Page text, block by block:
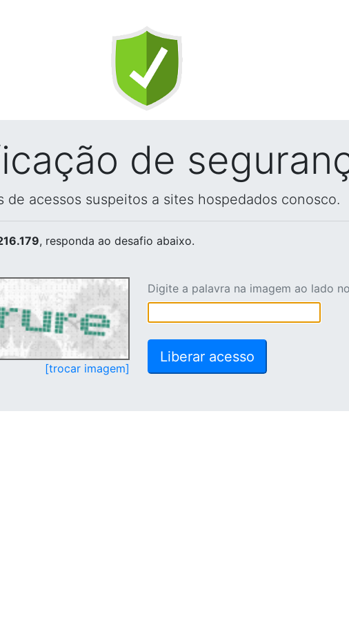
de
de acessos suspeitos a sites hospedados conosco.
, responda ao desafio abaixo.
[trocar imagem]
Digite a palavra na imagem ao lado